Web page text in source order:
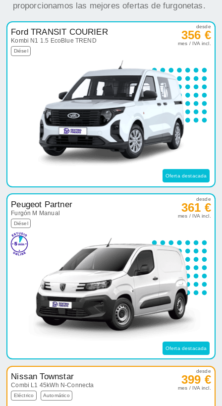
proporcionamos las mejores ofertas de furgonetas.
Ford TRANSIT COURIER
Kombi N1 1.5 EcoBlue TREND
Diésel
desde
356 €
mes / IVA incl.
Oferta destacada
Peugeot Partner
Furgón M Manual
Diésel
desde
361 €
mes / IVA incl.
Oferta destacada
Nissan Townstar
Combi L1 45kWh N-Connecta
Eléctrico Automático
desde
399 €
mes / IVA incl.